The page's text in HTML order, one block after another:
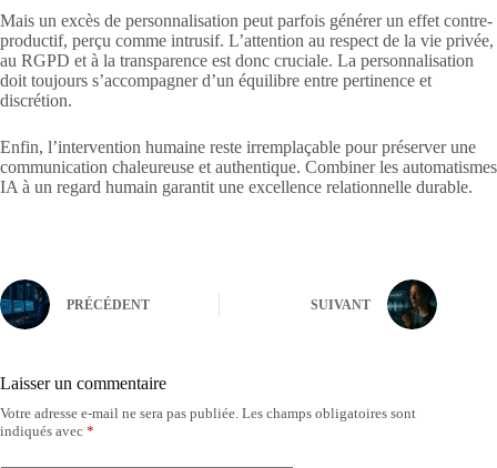
Mais un excès de personnalisation peut parfois générer un effet contre-
productif, perçu comme intrusif. L’attention au respect de la vie privée,
au RGPD et à la transparence est donc cruciale. La personnalisation
doit toujours s’accompagner d’un équilibre entre pertinence et
discrétion.
Enfin, l’intervention humaine reste irremplaçable pour préserver une
communication chaleureuse et authentique. Combiner les automatismes
IA à un regard humain garantit une excellence relationnelle durable.
PRÉCÉDENT SUIVANT
Laisser un commentaire
Votre adresse e-mail ne sera pas publiée. Les champs obligatoires sont
indiqués avec *